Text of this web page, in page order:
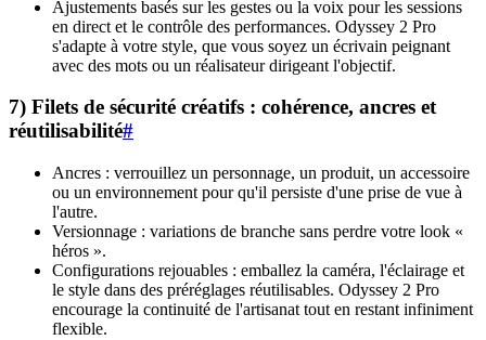
Ajustements basés sur les gestes ou la voix pour les sessions
en direct et le contrôle des performances. Odyssey 2 Pro
s'adapte à votre style, que vous soyez un écrivain peignant
avec des mots ou un réalisateur dirigeant l'objectif.
7) Filets de sécurité créatifs : cohérence, ancres et
réutilisabilité#
Ancres : verrouillez un personnage, un produit, un accessoire
ou un environnement pour qu'il persiste d'une prise de vue à
l'autre.
Versionnage : variations de branche sans perdre votre look «
héros ».
Configurations rejouables : emballez la caméra, l'éclairage et
le style dans des préréglages réutilisables. Odyssey 2 Pro
encourage la continuité de l'artisanat tout en restant infiniment
flexible.